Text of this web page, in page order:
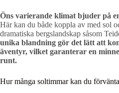
Öns varierande klimat bjuder på
Här kan du både koppla av med sol
dramatiska bergslandskap såsom
unika blandning gör det lätt att
äventyr, vilket garanterar en
runt.
Hur många soltimmar kan du